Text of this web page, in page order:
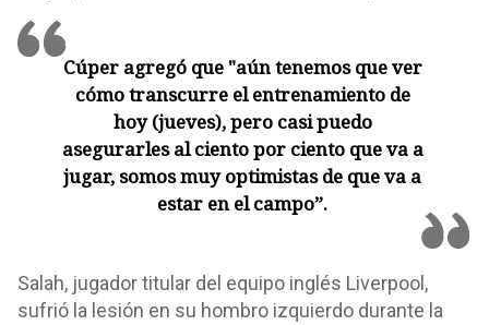
Cúper agregó que "aún tenemos que ver
cómo transcurre el entrenamiento de
hoy (jueves), pero casi puedo
asegurarles al ciento por ciento que va a
jugar, somos muy optimistas de que va a
estar en el campo”.
Salah, jugador titular del equipo inglés Liverpool,
sufrió la lesión en su hombro izquierdo durante la